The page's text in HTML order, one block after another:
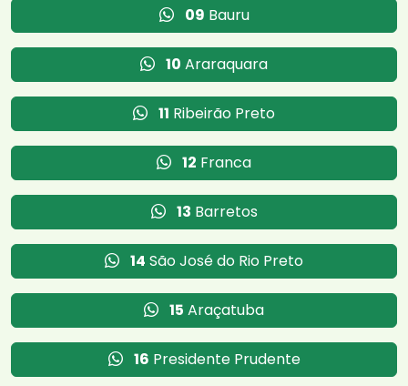
09 Bauru
10 Araraquara
11 Ribeirão Preto
12 Franca
13 Barretos
14 São José do Rio Preto
15 Araçatuba
16 Presidente Prudente